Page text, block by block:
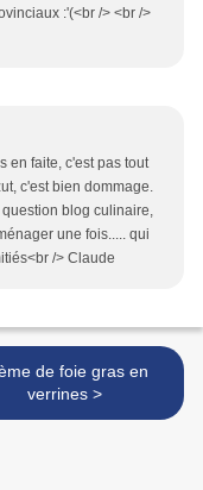
:'(<br /> <br />
en faite, c'est pas tout
c'est bien dommage.
blog culinaire,
une fois..... qui
/> Claude
de foie gras en
verrines >